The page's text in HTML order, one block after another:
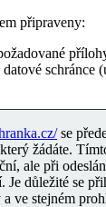
připraveny:
schránce
se
žádáte.
ale při
Je důležité se
ve stejném